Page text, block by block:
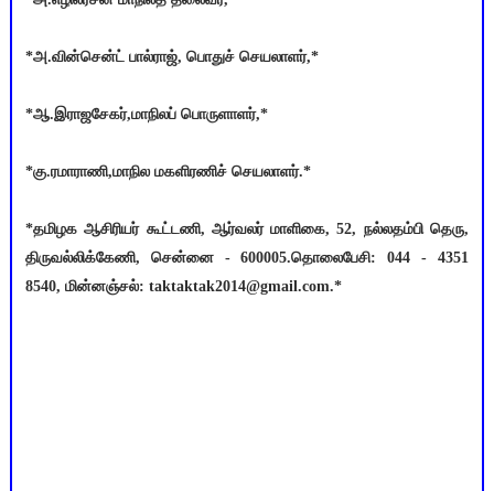
*அ.வின்சென்ட் பால்ராஜ், பொதுச் செயலாளர்,*
*ஆ.இராஜசேகர்,மாநிலப் பொருளாளர்,*
*கு.ரமாராணி,மாநில மகளிரணிச் செயலாளர்.*
*தமிழக ஆசிரியர் கூட்டணி, ஆர்வலர் மாளிகை, 52, நல்லதம்பி தெரு,
திருவல்லிக்கேணி, சென்னை - 600005.தொலைபேசி: 044 - 4351
8540, மின்னஞ்சல்: taktaktak2014@gmail.com.*